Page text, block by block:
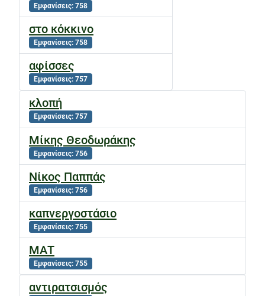
Εμφανίσεις: 758
στο κόκκινο
Εμφανίσεις: 758
αφίσσες
Εμφανίσεις: 757
κλοπή
Εμφανίσεις: 757
Μίκης Θεοδωράκης
Εμφανίσεις: 756
Νίκος Παππάς
Εμφανίσεις: 756
καπνεργοστάσιο
Εμφανίσεις: 755
ΜΑΤ
Εμφανίσεις: 755
αντιρατσισμός